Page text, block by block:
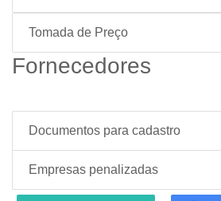
Tomada de Preço
Fornecedores
Documentos para cadastro
Empresas penalizadas